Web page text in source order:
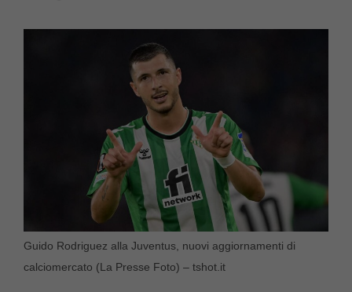
Guido Rodriguez alla Juventus, nuovi aggiornamenti di
calciomercato (La Presse Foto) – tshot.it